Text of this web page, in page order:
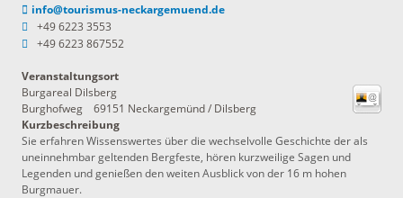
info@tourismus-neckargemuend.de
+49 6223 3553
+49 6223 867552
Veranstaltungsort
Burgareal Dilsberg
Burghofweg
69151 Neckargemünd / Dilsberg
Kurzbeschreibung
Sie erfahren Wissenswertes über die wechselvolle Geschichte der als
uneinnehmbar geltenden Bergfeste, hören kurzweilige Sagen und
Legenden und genießen den weiten Ausblick von der 16 m hohen
Burgmauer.